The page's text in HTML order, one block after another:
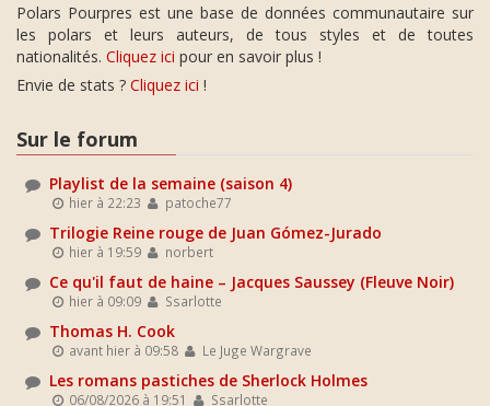
Polars Pourpres est une base de données communautaire sur
les polars et leurs auteurs, de tous styles et de toutes
nationalités. Cliquez ici pour en savoir plus !
Envie de stats ? Cliquez ici !
Sur le forum
Playlist de la semaine (saison 4)
hier à 22:23 patoche77
Trilogie Reine rouge de Juan Gómez-Jurado
hier à 19:59 norbert
Ce qu'il faut de haine – Jacques Saussey (Fleuve Noir)
hier à 09:09 Ssarlotte
Thomas H. Cook
avant hier à 09:58 Le Juge Wargrave
Les romans pastiches de Sherlock Holmes
06/08/2026 à 19:51 Ssarlotte